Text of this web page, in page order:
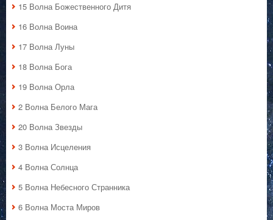
15 Волна Божественного Дитя
16 Волна Воина
17 Волна Луны
18 Волна Бога
19 Волна Орла
2 Волна Белого Мага
20 Волна Звезды
3 Волна Исцеления
4 Волна Солнца
5 Волна Небесного Странника
6 Волна Моста Миров